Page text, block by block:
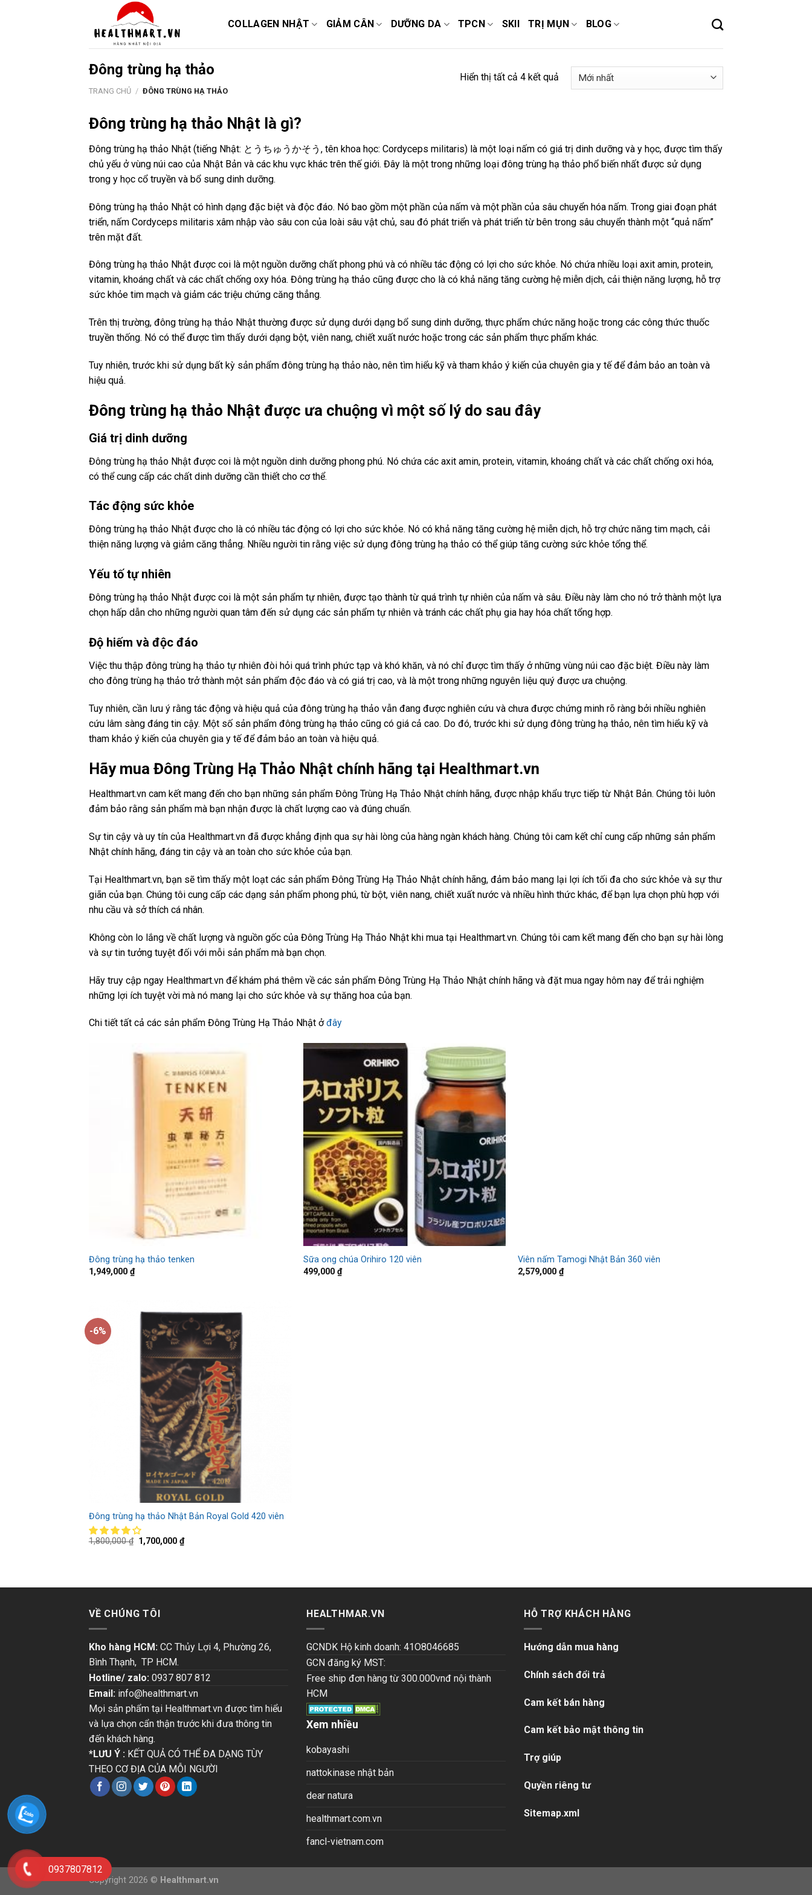
COLLAGEN NHẬT GIẢM CÂN DƯỠNG DA TPCN SKII TRỊ MỤN BLOG
Đông trùng hạ thảo
TRANG CHỦ / ĐÔNG TRÙNG HẠ THẢO
Hiển thị tất cả 4 kết quả
Đông trùng hạ thảo Nhật là gì?
Đông trùng hạ thảo Nhật (tiếng Nhật: とうちゅうかそう, tên khoa học: Cordyceps militaris) là một loại nấm có giá trị dinh dưỡng và y học, được tìm thấy
chủ yếu ở vùng núi cao của Nhật Bản và các khu vực khác trên thế giới. Đây là một trong những loại đông trùng hạ thảo phổ biến nhất được sử dụng
trong y học cổ truyền và bổ sung dinh dưỡng.
Đông trùng hạ thảo Nhật có hình dạng đặc biệt và độc đáo. Nó bao gồm một phần của nấm và một phần của sâu chuyển hóa nấm. Trong giai đoạn phát
triển, nấm Cordyceps militaris xâm nhập vào sâu con của loài sâu vật chủ, sau đó phát triển và phát triển từ bên trong sâu chuyển thành một “quả nấm”
trên mặt đất.
Đông trùng hạ thảo Nhật được coi là một nguồn dưỡng chất phong phú và có nhiều tác động có lợi cho sức khỏe. Nó chứa nhiều loại axit amin, protein,
vitamin, khoáng chất và các chất chống oxy hóa. Đông trùng hạ thảo cũng được cho là có khả năng tăng cường hệ miễn dịch, cải thiện năng lượng, hỗ trợ
sức khỏe tim mạch và giảm các triệu chứng căng thẳng.
Trên thị trường, đông trùng hạ thảo Nhật thường được sử dụng dưới dạng bổ sung dinh dưỡng, thực phẩm chức năng hoặc trong các công thức thuốc
truyền thống. Nó có thể được tìm thấy dưới dạng bột, viên nang, chiết xuất nước hoặc trong các sản phẩm thực phẩm khác.
Tuy nhiên, trước khi sử dụng bất kỳ sản phẩm đông trùng hạ thảo nào, nên tìm hiểu kỹ và tham khảo ý kiến của chuyên gia y tế để đảm bảo an toàn và
hiệu quả.
Đông trùng hạ thảo Nhật được ưa chuộng vì một số lý do sau đây
Giá trị dinh dưỡng
Đông trùng hạ thảo Nhật được coi là một nguồn dinh dưỡng phong phú. Nó chứa các axit amin, protein, vitamin, khoáng chất và các chất chống oxi hóa,
có thể cung cấp các chất dinh dưỡng cần thiết cho cơ thể.
Tác động sức khỏe
Đông trùng hạ thảo Nhật được cho là có nhiều tác động có lợi cho sức khỏe. Nó có khả năng tăng cường hệ miễn dịch, hỗ trợ chức năng tim mạch, cải
thiện năng lượng và giảm căng thẳng. Nhiều người tin rằng việc sử dụng đông trùng hạ thảo có thể giúp tăng cường sức khỏe tổng thể.
Yếu tố tự nhiên
Đông trùng hạ thảo Nhật được coi là một sản phẩm tự nhiên, được tạo thành từ quá trình tự nhiên của nấm và sâu. Điều này làm cho nó trở thành một lựa
chọn hấp dẫn cho những người quan tâm đến sử dụng các sản phẩm tự nhiên và tránh các chất phụ gia hay hóa chất tổng hợp.
Độ hiếm và độc đáo
Việc thu thập đông trùng hạ thảo tự nhiên đòi hỏi quá trình phức tạp và khó khăn, và nó chỉ được tìm thấy ở những vùng núi cao đặc biệt. Điều này làm
cho đông trùng hạ thảo trở thành một sản phẩm độc đáo và có giá trị cao, và là một trong những nguyên liệu quý được ưa chuộng.
Tuy nhiên, cần lưu ý rằng tác động và hiệu quả của đông trùng hạ thảo vẫn đang được nghiên cứu và chưa được chứng minh rõ ràng bởi nhiều nghiên
cứu lâm sàng đáng tin cậy. Một số sản phẩm đông trùng hạ thảo cũng có giá cả cao. Do đó, trước khi sử dụng đông trùng hạ thảo, nên tìm hiểu kỹ và
tham khảo ý kiến của chuyên gia y tế để đảm bảo an toàn và hiệu quả.
Hãy mua Đông Trùng Hạ Thảo Nhật chính hãng tại Healthmart.vn
Healthmart.vn cam kết mang đến cho bạn những sản phẩm Đông Trùng Hạ Thảo Nhật chính hãng, được nhập khẩu trực tiếp từ Nhật Bản. Chúng tôi luôn
đảm bảo rằng sản phẩm mà bạn nhận được là chất lượng cao và đúng chuẩn.
Sự tin cậy và uy tín của Healthmart.vn đã được khẳng định qua sự hài lòng của hàng ngàn khách hàng. Chúng tôi cam kết chỉ cung cấp những sản phẩm
Nhật chính hãng, đáng tin cậy và an toàn cho sức khỏe của bạn.
Tại Healthmart.vn, bạn sẽ tìm thấy một loạt các sản phẩm Đông Trùng Hạ Thảo Nhật chính hãng, đảm bảo mang lại lợi ích tối đa cho sức khỏe và sự thư
giãn của bạn. Chúng tôi cung cấp các dạng sản phẩm phong phú, từ bột, viên nang, chiết xuất nước và nhiều hình thức khác, để bạn lựa chọn phù hợp với
nhu cầu và sở thích cá nhân.
Không còn lo lắng về chất lượng và nguồn gốc của Đông Trùng Hạ Thảo Nhật khi mua tại Healthmart.vn. Chúng tôi cam kết mang đến cho bạn sự hài lòng
và sự tin tưởng tuyệt đối với mỗi sản phẩm mà bạn chọn.
Hãy truy cập ngay Healthmart.vn để khám phá thêm về các sản phẩm Đông Trùng Hạ Thảo Nhật chính hãng và đặt mua ngay hôm nay để trải nghiệm
những lợi ích tuyệt vời mà nó mang lại cho sức khỏe và sự thăng hoa của bạn.
Chi tiết tất cả các sản phẩm Đông Trùng Hạ Thảo Nhật ởđây
Đông trùng hạ thảo tenken
1,949,000 ₫
Sữa ong chúa Orihiro 120 viên
499,000 ₫
Viên nấm Tamogi Nhật Bản 360 viên
2,579,000 ₫
-6%
Đông trùng hạ thảo Nhật Bản Royal Gold 420 viên
1,800,000₫ 1,700,000₫
VỀ CHÚNG TÔI
Kho hàng HCM: CC Thủy Lợi 4, Phường 26,
Bình Thạnh, TP HCM.
Hotline/ zalo: 0937 807 812
Email: info@healthmart.vn
Mọi sản phẩm tại Healthmart.vn được tìm hiểu
và lựa chọn cẩn thận trước khi đưa thông tin
đến khách hàng.
*LƯU Ý : KẾT QUẢ CÓ THỂ ĐA DẠNG TÙY
THEO CƠ ĐỊA CỦA MỖI NGƯỜI
HEALTHMAR.VN
GCNDK Hộ kinh doanh: 41O8046685
GCN đăng ký MST:
Free ship đơn hàng từ 300.000vnđ nội thành
HCM
Xem nhiều
kobayashi
nattokinase nhật bản
dear natura
healthmart.com.vn
fancl-vietnam.com
HỖ TRỢ KHÁCH HÀNG
Hướng dẫn mua hàng
Chính sách đổi trả
Cam kết bán hàng
Cam kết bảo mật thông tin
Trợ giúp
Quyền riêng tư
Sitemap.xml
Copyright 2026 © Healthmart.vn
0937807812